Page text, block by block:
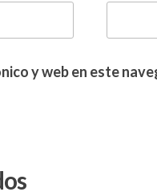
y web en este